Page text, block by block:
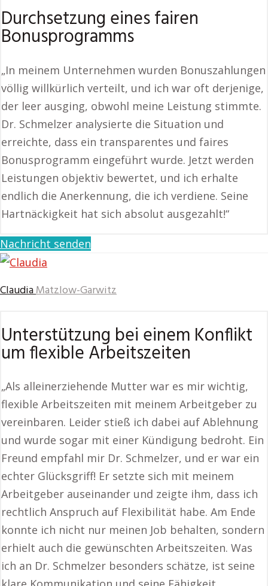
Durchsetzung eines fairen
Bonusprogramms
„In meinem Unternehmen wurden Bonuszahlungen
völlig willkürlich verteilt, und ich war oft derjenige,
der leer ausging, obwohl meine Leistung stimmte.
Dr. Schmelzer analysierte die Situation und
erreichte, dass ein transparentes und faires
Bonusprogramm eingeführt wurde. Jetzt werden
Leistungen objektiv bewertet, und ich erhalte
endlich die Anerkennung, die ich verdiene. Seine
Hartnäckigkeit hat sich absolut ausgezahlt!“
Nachricht senden
ClaudiaMatzlow-Garwitz
Unterstützung bei einem Konflikt
um flexible Arbeitszeiten
„Als alleinerziehende Mutter war es mir wichtig,
flexible Arbeitszeiten mit meinem Arbeitgeber zu
vereinbaren. Leider stieß ich dabei auf Ablehnung
und wurde sogar mit einer Kündigung bedroht. Ein
Freund empfahl mir Dr. Schmelzer, und er war ein
echter Glücksgriff! Er setzte sich mit meinem
Arbeitgeber auseinander und zeigte ihm, dass ich
rechtlich Anspruch auf Flexibilität habe. Am Ende
konnte ich nicht nur meinen Job behalten, sondern
erhielt auch die gewünschten Arbeitszeiten. Was
ich an Dr. Schmelzer besonders schätze, ist seine